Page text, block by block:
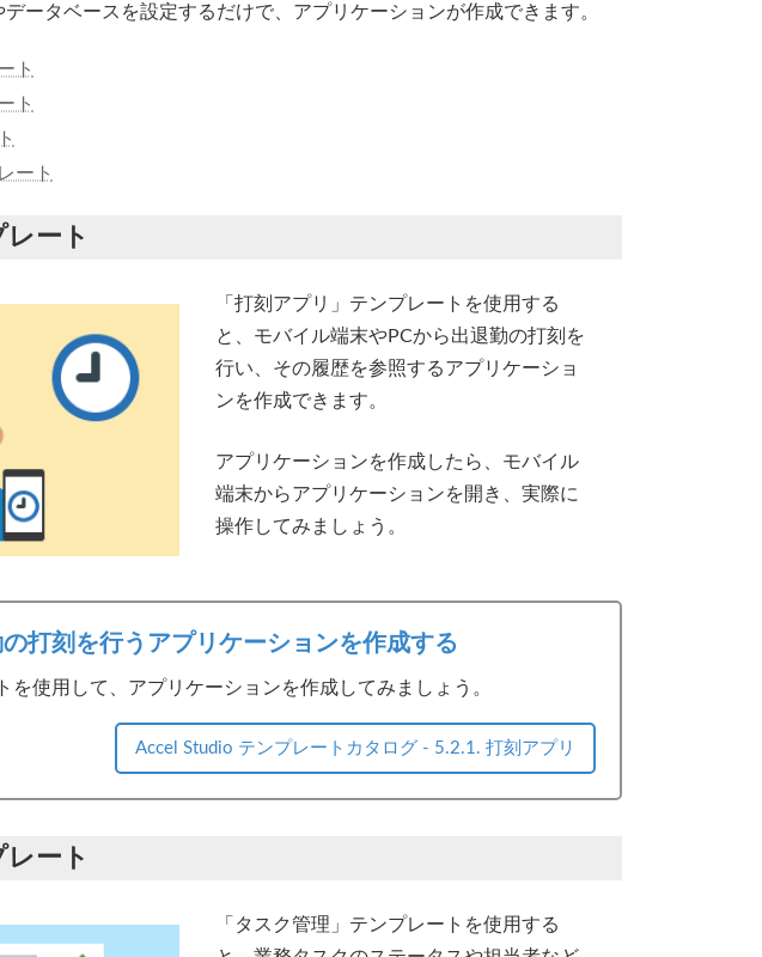
ータベースを設定するだけで、アプリケーションが作成できます。
ト
ト
ート
レート
「打刻アプリ」テンプレートを使用する
と、モバイル端末やPCから出退勤の打刻を
行い、その履歴を参照するアプリケーショ
ンを作成できます。
アプリケーションを作成したら、モバイル
端末からアプリケーションを開き、実際に
操作してみましょう。
の打刻を行うアプリケーションを作成する
を使用して、アプリケーションを作成してみましょう。
Accel Studio テンプレートカタログ - 5.2.1. 打刻アプリ
レート
「タスク管理」テンプレートを使用する